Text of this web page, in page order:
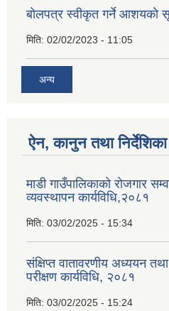
बाेलपत्र स्वीकृत गर्ने आशयकाे
मिति: 02/02/2023 - 11:05
अन्य
ऐन, कानुन तथा निर्देशिका
माडी गाउँपालिकाको रोजगार
व्यवस्थापन कार्यविधि,२०८१
मिति: 03/02/2025 - 15:34
संक्षिप्त वातावरणीय अध्ययन
परीक्षण कार्यविधि, २०८१
मिति: 03/02/2025 - 15:24